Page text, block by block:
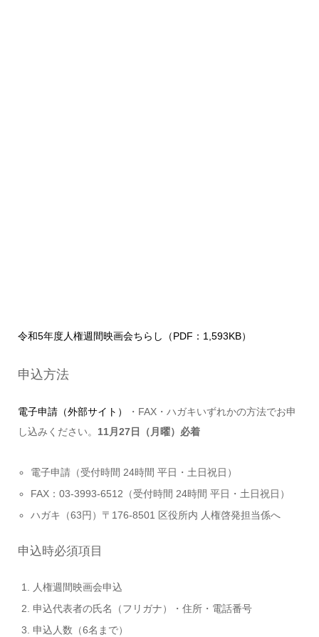
令和5年度人権週間映画会ちらし（PDF：1,593KB）
申込方法
電子申請（外部サイト）
・FAX・ハガキいずれかの方法でお申
し込みください。 11月27日（月曜）必着
電子申請（受付時間 24時間 平日・土日祝日）
FAX：03-3993-6512（受付時間 24時間 平日・土日祝日）
ハガキ（63円）〒176-8501 区役所内 人権啓発担当係へ
申込時必須項目
人権週間映画会申込
申込代表者の氏名（フリガナ）・住所・電話番号
申込人数（6名まで）